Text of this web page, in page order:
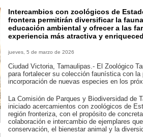
Intercambios con zoológicos de
frontera permitirán diversificar la
educación ambiental y ofrecer a las
experiencia más atractiva y
jueves, 5 de marzo de 2026
Ciudad Victoria, Tamaulipas.- El Zoológico
para fortalecer su colección faunística con la
incorporación de nuevas especies en los
La Comisión de Parques y Biodiversidad de
iniciado acercamientos con zoológicos de
región fronteriza, con el propósito de
colaboración e intercambio de ejemplares
conservación, el bienestar animal y la